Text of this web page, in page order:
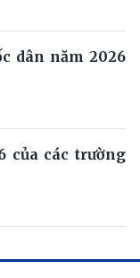
dân năm 2026
của các trường